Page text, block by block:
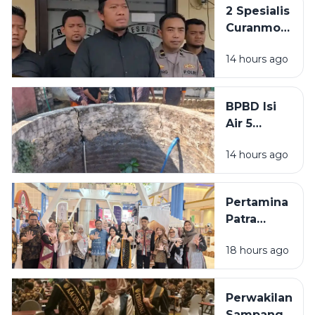
2 Spesialis
Curanmor
Bangkalan
Diringkus
Beraksi di
11 TKP
14 hours ago
BPBD Isi
Air 5
Warga
Sumenep
Kering
14 hours ago
Pertamina
Patra
Bawa 5
UMKM
Tampil di
18 hours ago
Perwakilan